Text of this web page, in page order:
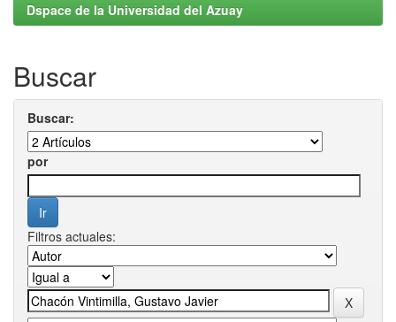
Dspace de la Universidad del Azuay
Buscar
Buscar:
por
Filtros actuales: